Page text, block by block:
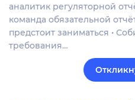
аналитик регуляторной
команда обязательной
предстоит заниматься •
требования…